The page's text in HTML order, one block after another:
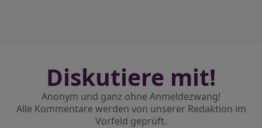
Diskutiere mit!
Anonym und ganz ohne Anmeldezwang!
Alle Kommentare werden von unserer Redaktion im
Vorfeld geprüft.